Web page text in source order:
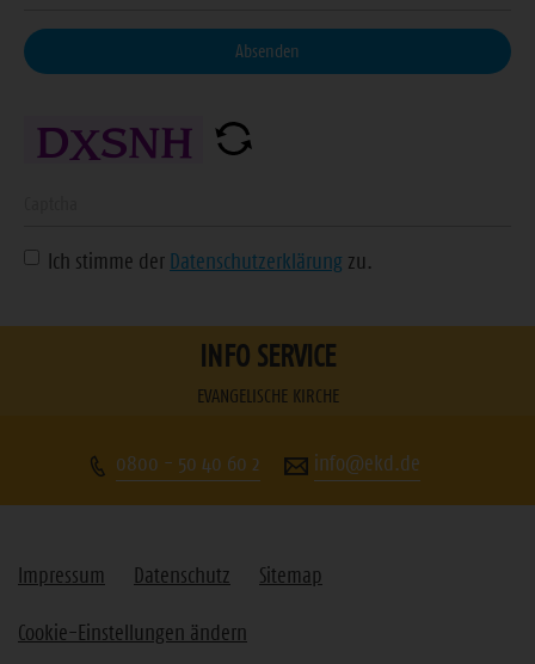
YoutubeAbsenden
Ihre
E-
Adresse
die
Zeichenfolge
Ich stimme der Datenschutzerklärung zu.
INFO SERVICE
EVANGELISCHE KIRCHE
0800 - 50 40 60 2 info@ekd.de
Impressum Datenschutz Sitemap
Cookie-Einstellungen ändern